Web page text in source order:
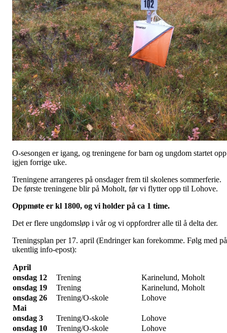
O-sesongen er igang, og treningene for barn og ungdom startet opp
igjen forrige uke.
Treningene arrangeres på onsdager frem til skolenes sommerferie.
De første treningene blir på Moholt, før vi flytter opp til Lohove.
Oppmøte er kl 1800, og vi holder på ca 1 time.
Det er flere ungdomsløp i vår og vi oppfordrer alle til å delta der.
Treningsplan per 17. april (Endringer kan forekomme. Følg med på
ukentlig info-epost):
April
onsdag 12
Trening
Karinelund, Moholt
onsdag 19
Trening
Karinelund, Moholt
onsdag 26
Trening/O-skole
Lohove
Mai
onsdag 3
Trening/O-skole
Lohove
onsdag 10
Trening/O-skole
Lohove